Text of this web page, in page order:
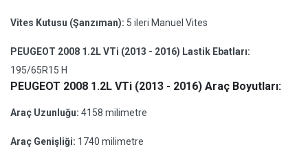
Vites Kutusu (Şanzıman): 5 ileri Manuel Vites
PEUGEOT 2008 1.2L VTi (2013 - 2016) Lastik Ebatları:
195/65R15 H
PEUGEOT 2008 1.2L VTi (2013 - 2016) Araç Boyutları:
Araç Uzunluğu: 4158 milimetre
Araç Genişliği: 1740 milimetre